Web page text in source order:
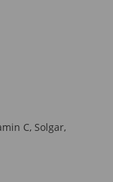
C, Solgar,